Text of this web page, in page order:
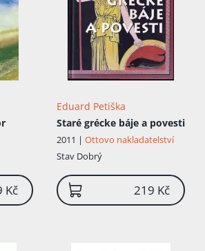
Kč
Eduard Petiška
Staré grécke báje a povesti
2011 | Ottovo nakladatelství
Stav Dobrý
219 Kč